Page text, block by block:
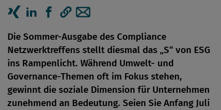
Die Sommer-Ausgabe des Compliance
Netzwerktreffens stellt diesmal das „S“ von ESG
ins Rampenlicht. Während Umwelt- und
Governance-Themen oft im Fokus stehen,
gewinnt die soziale Dimension für Unternehmen
zunehmend an Bedeutung. Seien Sie Anfang Juli